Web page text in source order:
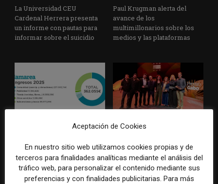
La Universidad CEU
Cardenal Herrera presenta
un informe con pautas para
informar sobre el suicidio
Paul Krugman alerta del
avance de los
multimillonarios sobre los
medios y las plataformas
La Marea cierra 2025 con
cooperativa pierde 38.542
euros
El Premio Gabo 2026
Brasil, España y El Salvador
sobre el poder, la memoria y
la violencia
Aceptación de Cookies
En nuestro sitio web utilizamos cookies propias y de
terceros para finalidades analíticas mediante el análisis del
tráfico web, para personalizar el contenido mediante sus
preferencias y con finalidades publicitarias. Para más